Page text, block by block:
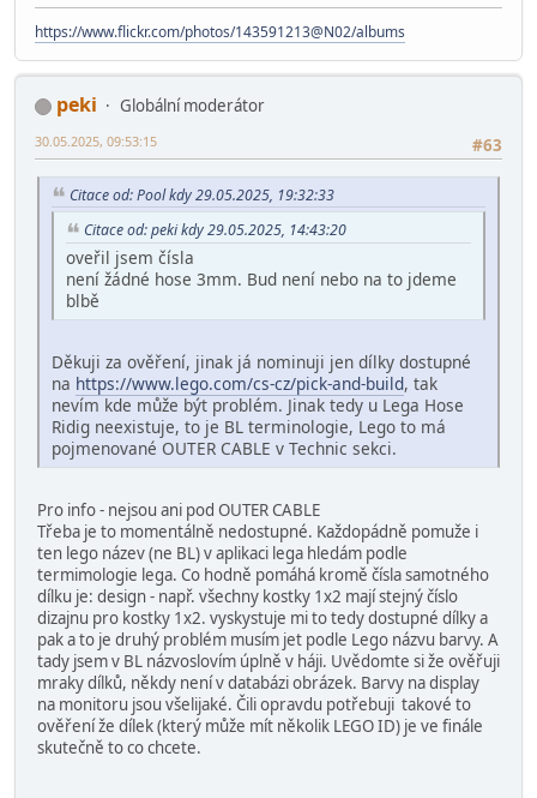
https://www.flickr.com/photos/143591213@N02/albums
peki
Globální moderátor
#63
30.05.2025, 09:53:15
Citace od: Pool kdy 29.05.2025, 19:32:33
Citace od: peki kdy 29.05.2025, 14:43:20
oveřil jsem čísla
není žádné hose 3mm. Bud není nebo na to jdeme
blbě
Děkuji za ověření, jinak já nominuji jen dílky dostupné
na https://www.lego.com/cs-cz/pick-and-build, tak
nevím kde může být problém. Jinak tedy u Lega Hose
Ridig neexistuje, to je BL terminologie, Lego to má
pojmenované OUTER CABLE v Technic sekci.
Pro info - nejsou ani pod OUTER CABLE
Třeba je to momentálně nedostupné. Každopádně pomuže i
ten lego název (ne BL) v aplikaci lega hledám podle
termimologie lega. Co hodně pomáhá kromě čísla samotného
dílku je: design - např. všechny kostky 1x2 mají stejný číslo
dizajnu pro kostky 1x2. vyskystuje mi to tedy dostupné dílky a
pak a to je druhý problém musím jet podle Lego názvu barvy. A
tady jsem v BL názvoslovím úplně v háji. Uvědomte si že ověřuji
mraky dílků, někdy není v databázi obrázek. Barvy na display
na monitoru jsou všelijaké. Čili opravdu potřebuji takové to
ověření že dílek (který může mít několik LEGO ID) je ve finále
skutečně to co chcete.